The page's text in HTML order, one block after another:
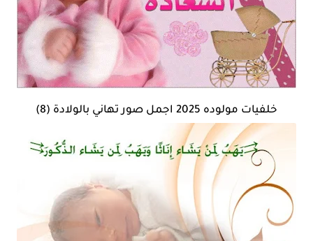
خلفيات مولوده 2025 اجمل صور تهاني بالولادة (8)